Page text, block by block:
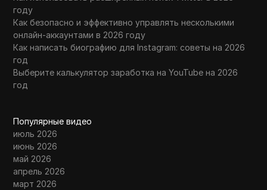
году
Как безопасно и эффективно управлять несколькими
онлайн-аккаунтами в 2026 году
Как написать биографию для Instagram: советы на 2026
год
Выберите калькулятор заработка на YouTube на 2026
год
Популярные видео
июль 2026
июнь 2026
май 2026
апрель 2026
март 2026